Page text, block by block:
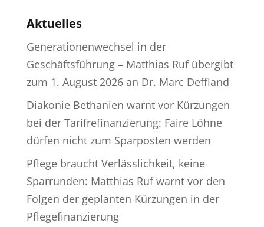
Aktuelles
Generationenwechsel in der
Geschäftsführung – Matthias Ruf übergibt
zum 1. August 2026 an Dr. Marc Deffland
Diakonie Bethanien warnt vor Kürzungen
bei der Tarifrefinanzierung: Faire Löhne
dürfen nicht zum Sparposten werden
Pflege braucht Verlässlichkeit, keine
Sparrunden: Matthias Ruf warnt vor den
Folgen der geplanten Kürzungen in der
Pflegefinanzierung